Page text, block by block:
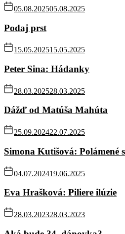
05.08.202505.08.2025
Podaj prst
15.05.202515.05.2025
Peter Sina: Hádanky
28.03.202528.03.2025
Dážď od Matúša Mahúta
25.09.202422.07.2025
Simona Kutišová: Polámené
04.07.202419.06.2025
Eva Hrašková: Piliere ilúzie
28.03.202328.03.2023